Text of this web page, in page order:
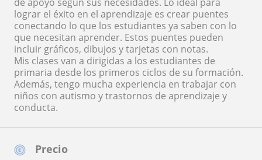
Precio
lograr el éxito en el aprendizaje es crear puentes
conectando lo que los estudiantes ya saben con lo
que necesitan aprender. Estos puentes pueden
incluir gráficos, dibujos y tarjetas con notas.
Mis clases van a dirigidas a los estudiantes de
primaria desde los primeros ciclos de su formación.
Además, tengo mucha experiencia en trabajar con
niños con autismo y trastornos de aprendizaje y
conducta.